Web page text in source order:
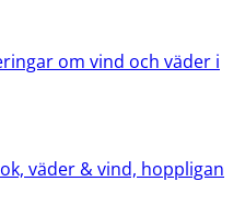
om vind och väder i
väder & vind, hoppligan